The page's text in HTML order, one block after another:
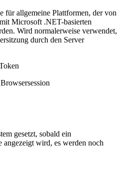
für allgemeine Plattformen, der von
Microsoft .NET-basierten
Wird normalerweise verwendet,
durch den Server
gesetzt, sobald ein
wird, es werden noch